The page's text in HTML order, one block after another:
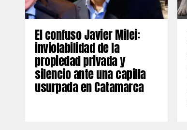
El confuso Javier Milei:
inviolabilidad de la
propiedad privada y
silencio ante una capilla
usurpada en Catamarca